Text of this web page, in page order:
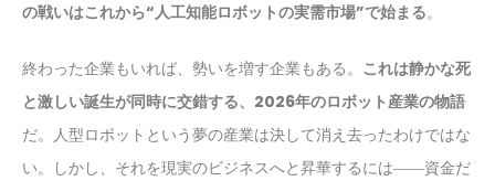
の戦いはこれから“人工知能ロボットの実需市場”で始まる。
終わった企業もいれば、勢いを増す企業もある。 これは静かな死
と激しい誕生が同時に交錯する、2026年のロボット産業の物語
だ。人型ロボットという夢の産業は決して消え去ったわけではな
い。しかし、それを現実のビジネスへと昇華するには――資金だ